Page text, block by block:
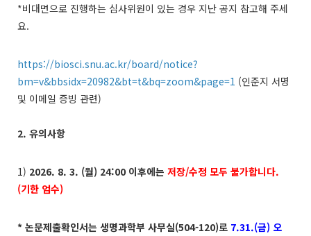
*비대면으로 진행하는 심사위원이 있는 경우 지난 공지 참고해 주세
요.
https://biosci.snu.ac.kr/board/notice?
bm=v&bbsidx=20982&bt=t&bq=zoom&page=1 (인준지 서명
및 이메일 증빙 관련)
2. 유의사항
1) 2026. 8. 3. (월) 24:00 이후에는 저장/수정 모두 불가합니다.
(기한 엄수)
* 논문제출확인서는 생명과학부 사무실(504-120)로 7.31.(금) 오